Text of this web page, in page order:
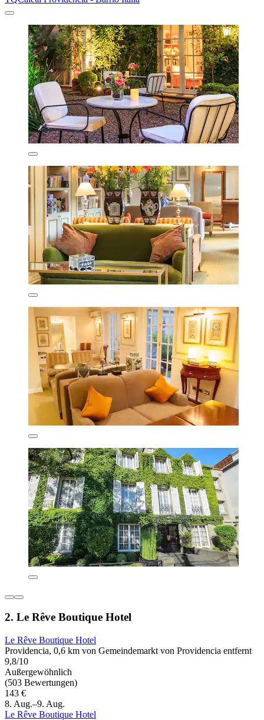
2. Le Rêve Boutique Hotel
Le Rêve Boutique Hotel
Providencia, 0,6 km von Gemeindemarkt von Providencia entfernt
9,8/10
Außergewöhnlich
(503 Bewertungen)
143 €
8. Aug.–9. Aug.
Le Rêve Boutique Hotel